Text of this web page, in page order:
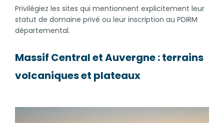
Privilégiez les sites qui mentionnent explicitement leur
statut de domaine privé ou leur inscription au PDIRM
départemental.
Massif Central et Auvergne : terrains
volcaniques et plateaux